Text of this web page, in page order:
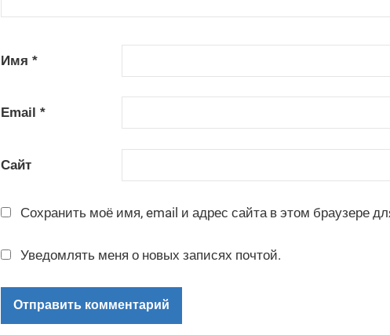
Имя *
Email *
Сайт
Сохранить моё имя, email и адрес сайта в этом браузере
Уведомлять меня о новых записях почтой.